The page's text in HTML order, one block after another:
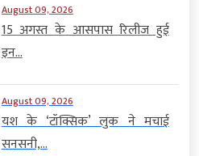
August 09, 2026
15 अगस्त के आसपास रिलीज हुई
इन...
August 09, 2026
यश के ‘टॉक्सिक’ लुक ने मचाई
सनसनी,...